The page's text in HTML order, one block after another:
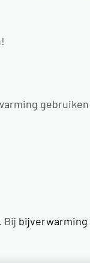
Bij bijverwarming